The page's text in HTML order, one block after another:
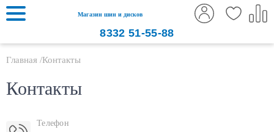
Магазин шин и дисков
8332 51-55-88
Главная Контакты
Контакты
Телефон